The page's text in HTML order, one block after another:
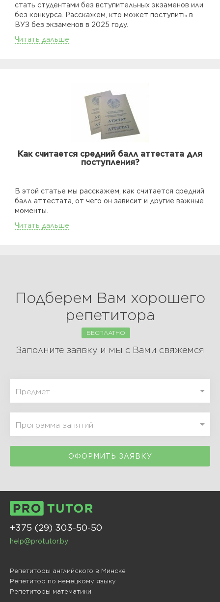
стать студентами без вступительных экзаменов или
без конкурса. Расскажем, кто может поступить в
ВУЗ без экзаменов в 2025 году.
Читать дальше
Как считается средний балл аттестата для
поступления?
В этой статье мы расскажем, как считается средний
балл аттестата, от чего он зависит и другие важные
моменты.
Читать дальше
Подберем Вам хорошего
репетитора
БЕСПЛАТНО
Заполните заявку и мы с Вами свяжемся
ОФОРМИТЬ ЗАЯВКУ
+375 (29) 303-50-50
help@protutor.by
Репетиторы английского в Минске
Репетитор по немецкому языку
Репетиторы математики